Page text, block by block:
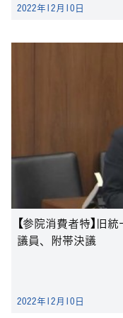
2022年12月10日
【参院消費者特】
議員、附帯決議
2022年12月10日